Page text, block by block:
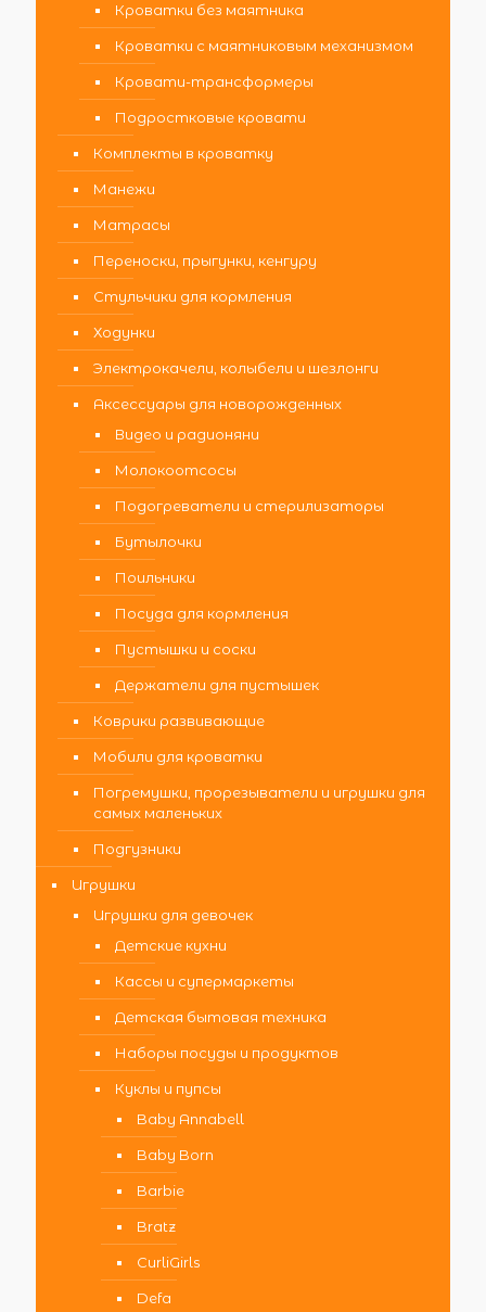
Кроватки без маятника
Кроватки с маятниковым механизмом
Кровати-трансформеры
Подростковые кровати
Комплекты в кроватку
Манежи
Матрасы
Переноски, прыгунки, кенгуру
Стульчики для кормления
Ходунки
Электрокачели, колыбели и шезлонги
Аксессуары для новорожденных
Видео и радионяни
Молокоотсосы
Подогреватели и стерилизаторы
Бутылочки
Поильники
Посуда для кормления
Пустышки и соски
Держатели для пустышек
Коврики развивающие
Мобили для кроватки
Погремушки, прорезыватели и игрушки для
самых маленьких
Подгузники
Игрушки
Игрушки для девочек
Детские кухни
Кассы и супермаркеты
Детская бытовая техника
Наборы посуды и продуктов
Куклы и пупсы
Baby Annabell
Baby Born
Barbie
Bratz
CurliGirls
Defa